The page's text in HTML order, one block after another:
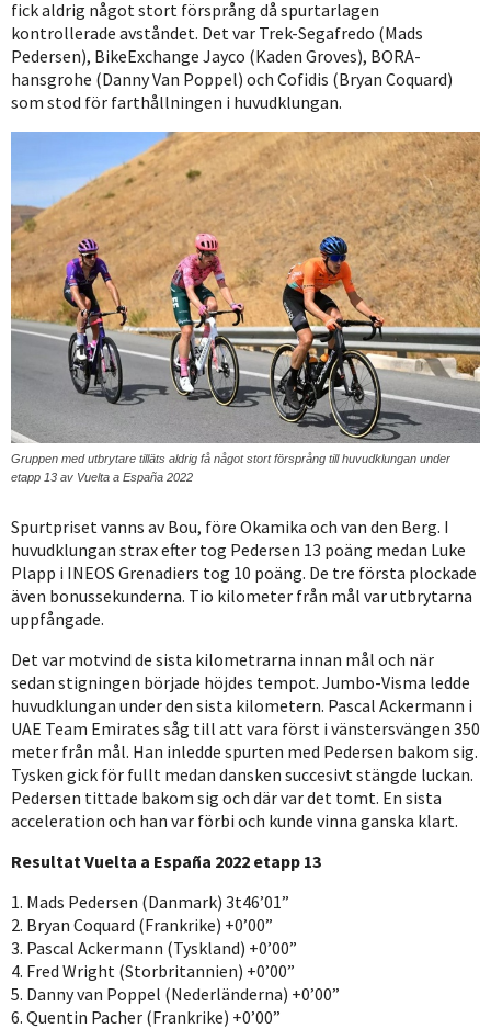
fick aldrig något stort försprång då spurtarlagen
kontrollerade avståndet. Det var Trek-Segafredo (Mads
Pedersen), BikeExchange Jayco (Kaden Groves), BORA-
hansgrohe (Danny Van Poppel) och Cofidis (Bryan Coquard)
som stod för farthållningen i huvudklungan.
Gruppen med utbrytare tilläts aldrig få något stort försprång till huvudklungan under
etapp 13 av Vuelta a España 2022
Spurtpriset vanns av Bou, före Okamika och van den Berg. I
huvudklungan strax efter tog Pedersen 13 poäng medan Luke
Plapp i INEOS Grenadiers tog 10 poäng. De tre första plockade
även bonussekunderna. Tio kilometer från mål var utbrytarna
uppfångade.
Det var motvind de sista kilometrarna innan mål och när
sedan stigningen började höjdes tempot. Jumbo-Visma ledde
huvudklungan under den sista kilometern. Pascal Ackermann i
UAE Team Emirates såg till att vara först i vänstersvängen 350
meter från mål. Han inledde spurten med Pedersen bakom sig.
Tysken gick för fullt medan dansken succesivt stängde luckan.
Pedersen tittade bakom sig och där var det tomt. En sista
acceleration och han var förbi och kunde vinna ganska klart.
Resultat Vuelta a España 2022 etapp 13
1. Mads Pedersen (Danmark) 3t46’01”
2. Bryan Coquard (Frankrike) +0’00”
3. Pascal Ackermann (Tyskland) +0’00”
4. Fred Wright (Storbritannien) +0’00”
5. Danny van Poppel (Nederländerna) +0’00”
6. Quentin Pacher (Frankrike) +0’00”